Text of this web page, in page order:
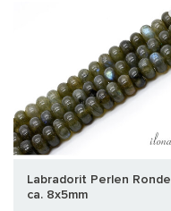
Labradorit Perlen Rondell
ca. 8x5mm